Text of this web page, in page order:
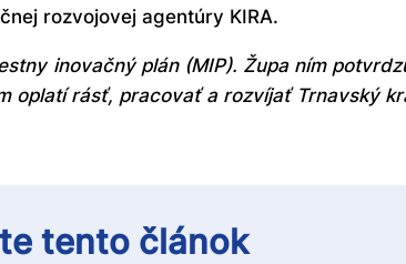
rozvojovej agentúry KIRA.
inovačný plán (MIP). Župa ním
oplatí rásť, pracovať a rozvíjať Trnavský
tento článok